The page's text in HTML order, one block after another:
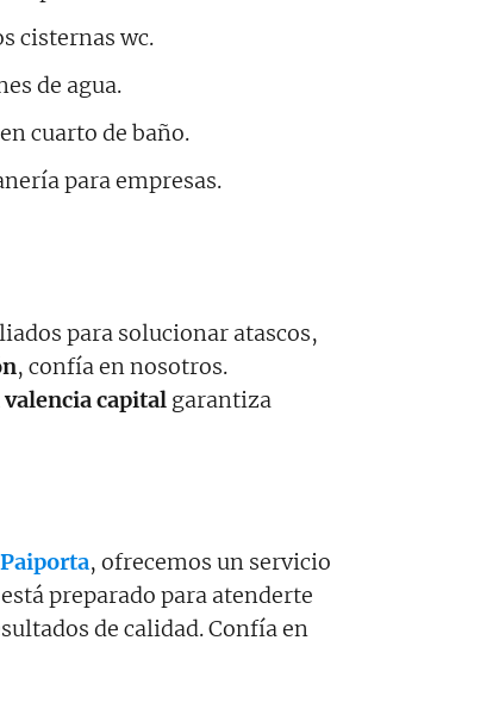
cisternas wc.
de agua.
cuarto de baño.
para empresas.
para solucionar atascos,
, confía en nosotros.
capital garantiza
Paiporta, ofrecemos un servicio
preparado para atenderte
de calidad. Confía en